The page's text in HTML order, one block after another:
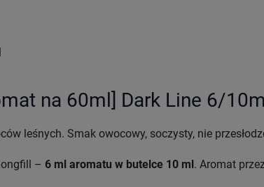
na 60ml] Dark Line 6/
leśnych. Smak owocowy, soczysty, nie
– 6 ml aromatu w butelce 10 ml. Aromat